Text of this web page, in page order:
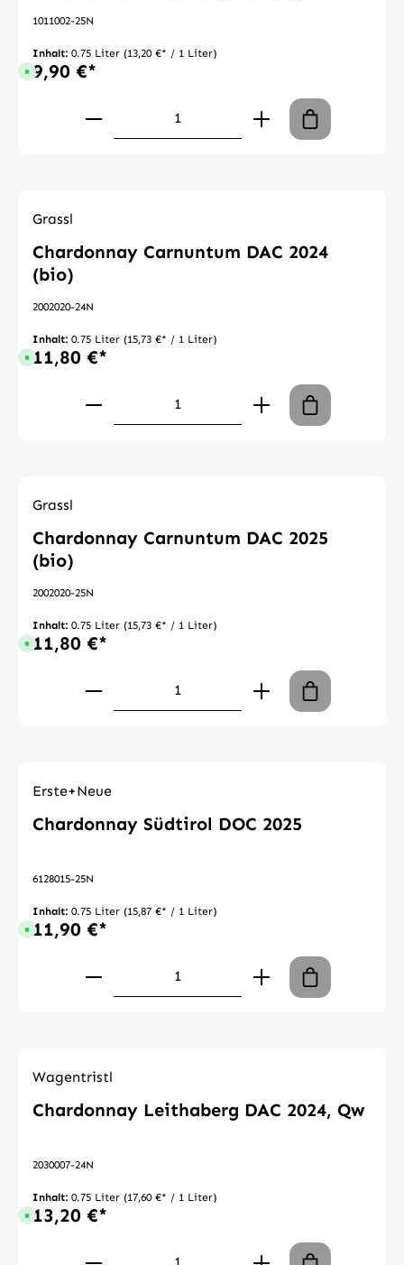
1011002-25N
Inhalt: 0.75 Liter (13,20 €* / 1 Liter)
Sofort verfügbar, Lieferzeit: 1-3 Tage
9,90 €*
Produkt Anzahl: Gib den
Grassl
Chardonnay Carnuntum DAC 2024
(bio)
2002020-24N
Inhalt: 0.75 Liter (15,73 €* / 1 Liter)
Sofort verfügbar, Lieferzeit: 1-3 Tage
11,80 €*
Produkt Anzahl: Gib den
Grassl
Chardonnay Carnuntum DAC 2025
(bio)
2002020-25N
Inhalt: 0.75 Liter (15,73 €* / 1 Liter)
Sofort verfügbar, Lieferzeit: 1-3 Tage
11,80 €*
Produkt Anzahl: Gib den
Erste+Neue
Chardonnay Südtirol DOC 2025
6128015-25N
Inhalt: 0.75 Liter (15,87 €* / 1 Liter)
Sofort verfügbar, Lieferzeit: 1-3 Tage
11,90 €*
Produkt Anzahl: Gib den
Wagentristl
Chardonnay Leithaberg DAC 2024, Qw
2030007-24N
Inhalt: 0.75 Liter (17,60 €* / 1 Liter)
Sofort verfügbar, Lieferzeit: 1-3 Tage
13,20 €*
Produkt Anzahl: Gib den